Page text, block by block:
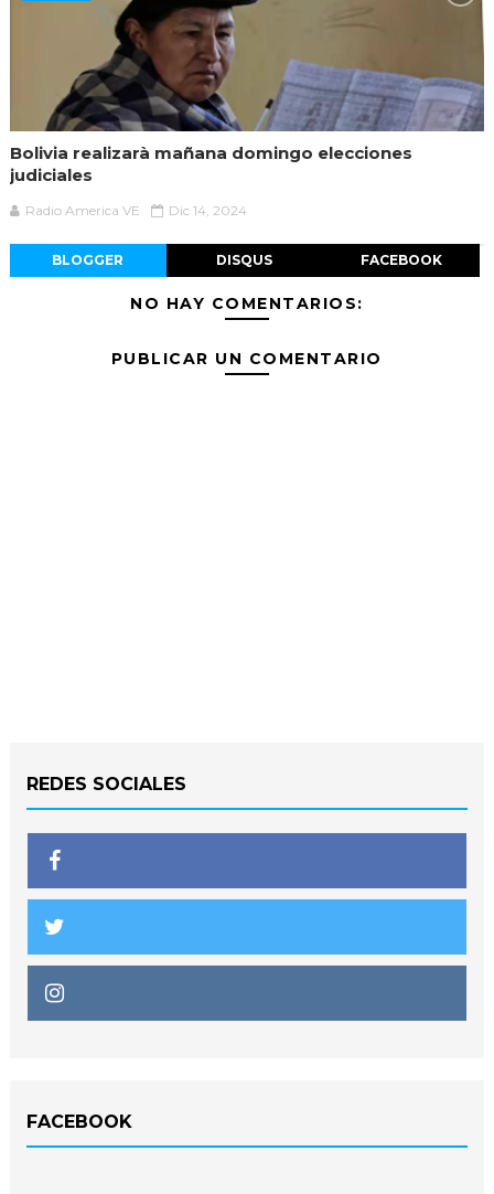
Bolivia realizarà mañana domingo elecciones
judiciales
Radio America VE Dic 14, 2024
BLOGGER DISQUS FACEBOOK
NO HAY COMENTARIOS:
PUBLICAR UN COMENTARIO
REDES SOCIALES
FACEBOOK